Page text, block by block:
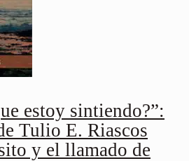
estoy sintiendo?”:
Tulio E. Riascos
y el llamado de